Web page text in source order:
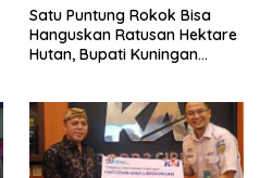
Satu Puntung Rokok Bisa
Hanguskan Ratusan Hektare
Hutan, Bupati Kuningan